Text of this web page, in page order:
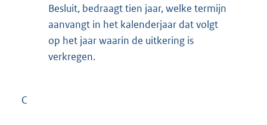
Besluit, bedraagt tien jaar, welke termijn
aanvangt in het kalenderjaar dat volgt
op het jaar waarin de uitkering is
verkregen.
C